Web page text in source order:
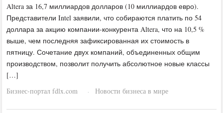
Altera за 16,7 миллиардов долларов (10 миллиардов евро).
Представители Intel заявили, что собираются платить по 54
доллара за акцию компании-конкурента Altera, что на 10,5 %
выше, чем последняя зафиксированная их стоимость в
пятницу. Сочетание двух компаний, объединенных общим
производством, позволит получить абсолютное новые классы
[…]
Бизнес-портал fdlx.com
· Новости бизнеса в мире